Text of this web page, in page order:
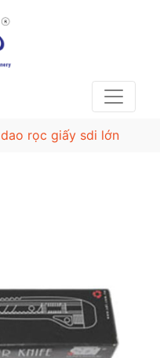
dao rọc giấy sdi lớn